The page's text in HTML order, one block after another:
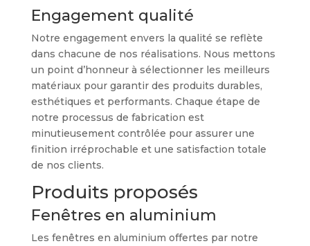
Engagement qualité
Notre engagement envers la qualité se reflète
dans chacune de nos réalisations. Nous mettons
un point d’honneur à sélectionner les meilleurs
matériaux pour garantir des produits durables,
esthétiques et performants. Chaque étape de
notre processus de fabrication est
minutieusement contrôlée pour assurer une
finition irréprochable et une satisfaction totale
de nos clients.
Produits proposés
Fenêtres en aluminium
Les fenêtres en aluminium offertes par notre